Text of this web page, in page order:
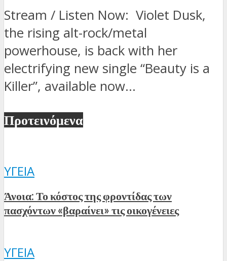
Stream / Listen Now: Violet Dusk,
the rising alt-rock/metal
powerhouse, is back with her
electrifying new single “Beauty is a
Killer”, available now...
Προτεινόμενα
ΥΓΕΊΑ
Άνοια: Το κόστος της φροντίδας των
πασχόντων «βαραίνει» τις οικογένειες
ΥΓΕΊΑ